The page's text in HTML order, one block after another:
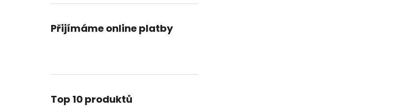
Přijímáme online platby
Top 10 produktů